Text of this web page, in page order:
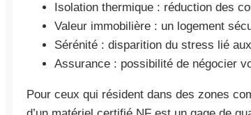
Isolation thermique : réduction des
Valeur immobilière : un logement
Sérénité : disparition du stress lié
Assurance : possibilité de négocier
Pour ceux qui résident dans des zones